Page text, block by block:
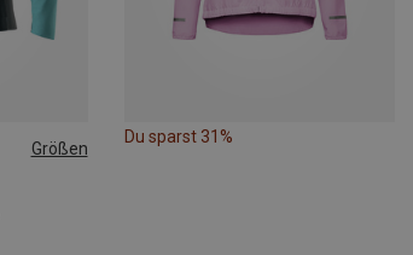
Größen
Du sparst 31%